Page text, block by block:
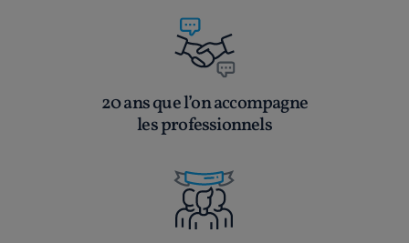
20 ans que l’on accompagne
les professionnels